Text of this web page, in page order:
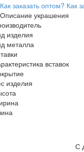
Как заказать оптом? Как
Описание украшения
изделия
металла
вставок
изделия
С